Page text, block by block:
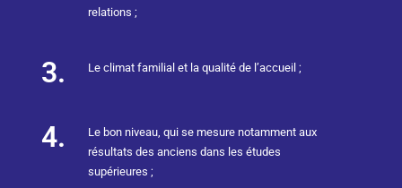
relations ;
3. Le climat familial et la qualité de l’accueil ;
4.
Le bon niveau, qui se mesure notamment aux
résultats des anciens dans les études
supérieures ;